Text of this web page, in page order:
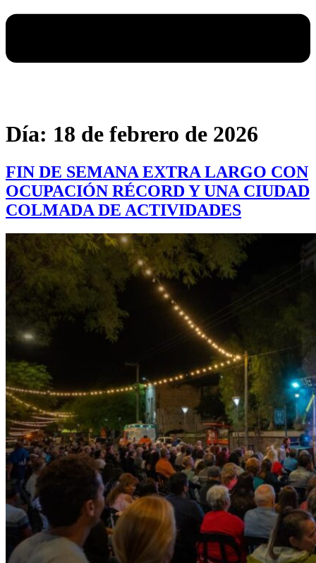
Día: 18 de febrero de 2026
FIN DE SEMANA EXTRA LARGO CON
OCUPACIÓN RÉCORD Y UNA CIUDAD
COLMADA DE ACTIVIDADES